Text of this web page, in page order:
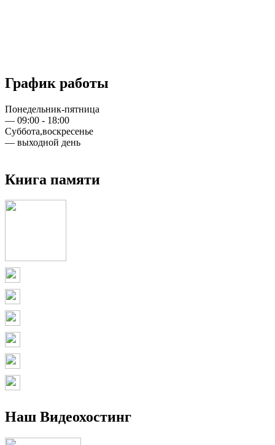
График работы
Понедельник-пятница
— 09:00 - 18:00
Суббота,воскресенье
— выходной день
Книга памяти
Наш Видеохостинг